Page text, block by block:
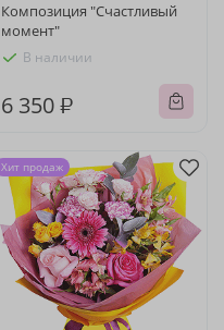
Композиция "Счастливый
момент"
В наличии
6 350 ₽
Хит продаж